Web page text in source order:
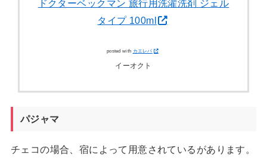
ドクターベックマン 旅行用洗濯洗剤 ジェル
タイプ 100ml
posted with カエレバ
イーオクト
パジャマ
チェコの場合、宿によって用意されているがあります。